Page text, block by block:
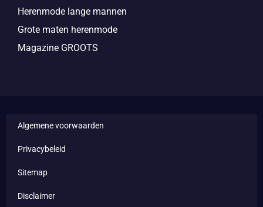
Herenmode lange mannen
Grote maten herenmode
Magazine GROOTS
Algemene voorwaarden
Privacybeleid
Sitemap
Disclaimer